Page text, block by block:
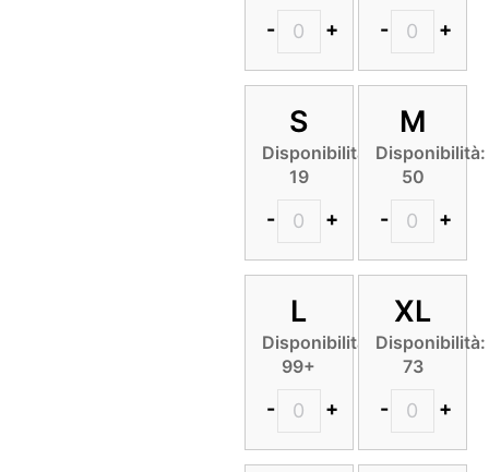
- + - +
S
Disponibilità:
19
- +
M
Disponibilità:
50
- +
L
Disponibilità:
99+
- +
XL
Disponibilità:
73
- +